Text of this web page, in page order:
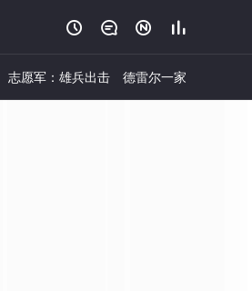
   
志愿军：雄兵出击 德雷尔一家